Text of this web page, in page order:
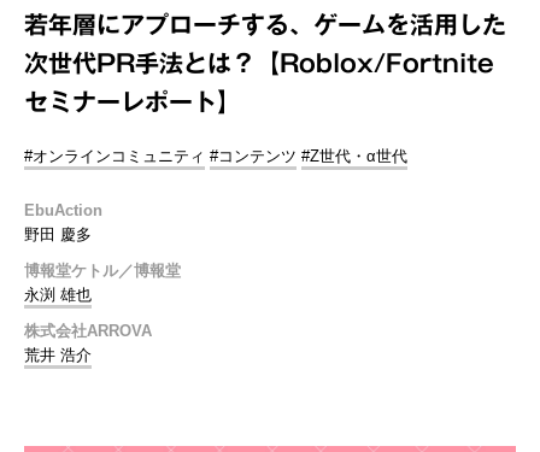
若年層にアプローチする、ゲームを活用した
次世代PR手法とは？【Roblox/Fortnite
セミナーレポート】
#オンラインコミュニティ #コンテンツ #Z世代・α世代
EbuAction
野田 慶多
博報堂ケトル／博報堂
永渕 雄也
株式会社ARROVA
荒井 浩介